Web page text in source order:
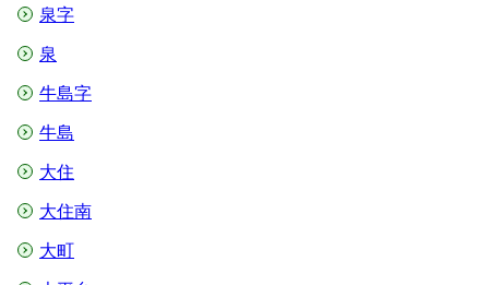
泉字
泉
牛島字
牛島
大住
大住南
大町